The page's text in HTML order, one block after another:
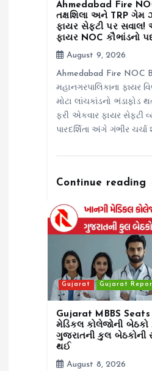
Ahmedabad Fire
તક્ષશિલા અને TRP ગેમ
ફાયર સેફ્ટી પર સવાલ!
ફાયર NOC કૌભાંડનો
August 9, 2026
Ahmedabad Fire NOC
મહાનગરપાલિકાના ફાયર
મોટા લાંચકાંડનો ભંડાફોડ
ફરી એકવાર ફાયર સેફટી
પારદર્શિતા અંગે ગંભીર
Continue reading
Gujarat Gujarat
Gujarat MBBS Seats
મેડિકલ કોલેજોની બેઠકો
ગુજરાતની કુલ બેઠકોની
થઈ
August 8, 2026